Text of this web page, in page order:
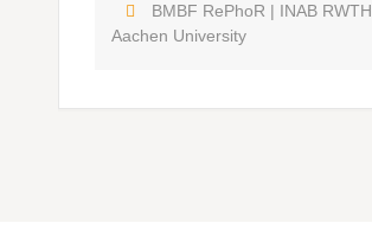
BMBF RePhoR | INAB RWTH
Aachen University